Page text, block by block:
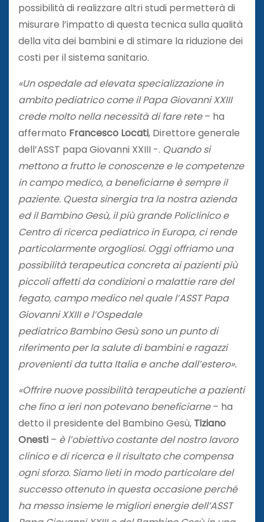
possibilità di realizzare altri studi permetterà di
misurare l’impatto di questa tecnica sulla qualità
della vita dei bambini e di stimare la riduzione dei
costi per il sistema sanitario.
«Un ospedale ad elevata specializzazione in
ambito pediatrico come il Papa Giovanni XXIII
crede molto nella necessità di fare rete– ha
affermato Francesco Locati, Direttore generale
dell’ASST papa Giovanni XXIII -. Quando si
mettono a frutto le conoscenze e le competenze
in campo medico, a beneficiarne è sempre il
paziente. Questa sinergia tra la nostra azienda
ed il Bambino Gesù, il più grande Policlinico e
Centro di ricerca pediatrico in Europa, ci rende
particolarmente orgogliosi. Oggi offriamo una
possibilità terapeutica concreta ai pazienti più
piccoli affetti da condizioni o malattie rare del
fegato, campo medico nel quale l’ASST Papa
Giovanni XXIII e l’Ospedale
pediatrico Bambino Gesù sono un punto di
riferimento per la salute di bambini e ragazzi
provenienti da tutta Italia e anche dall’estero».
«Offrire nuove possibilità terapeutiche a pazienti
che fino a ieri non potevano beneficiarne– ha
detto il presidente del Bambino Gesù, Tiziano
Onesti – è l’obiettivo costante del nostro lavoro
clinico e di ricerca e il risultato che compensa
ogni sforzo. Siamo lieti in modo particolare del
successo ottenuto in questa occasione perché
ha messo insieme le migliori energie dell’ASST